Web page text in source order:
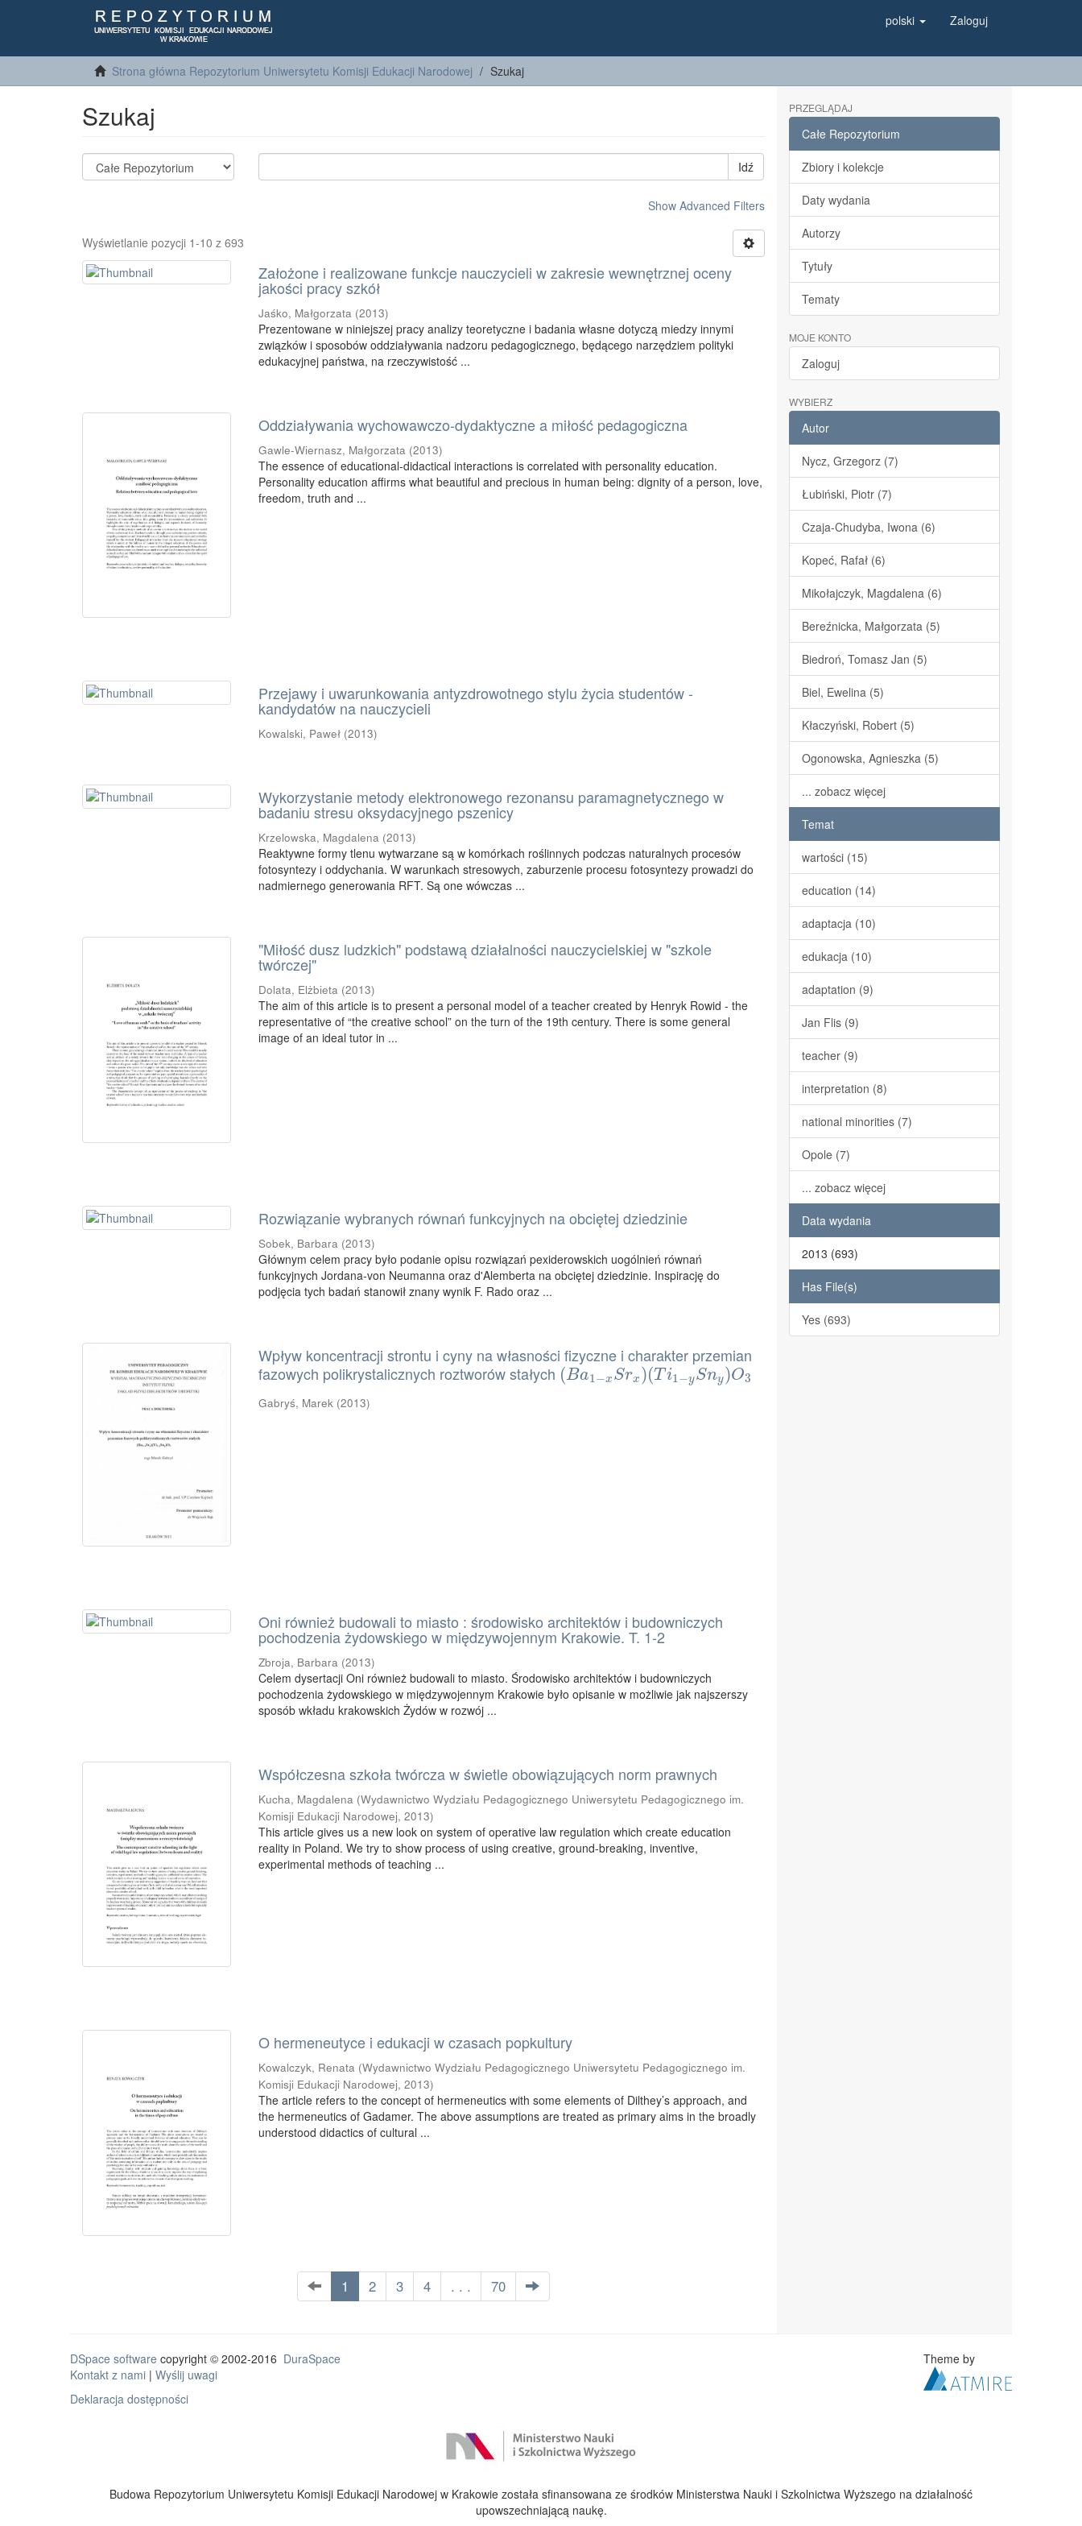
polski Zaloguj
Strona główna Repozytorium Uniwersytetu Komisji Edukacji Narodowej Szukaj
Szukaj
Idź
Show Advanced Filters
Wyświetlanie pozycji 1-10 z 693
Założone i realizowane funkcje nauczycieli w zakresie wewnętrznej oceny
jakości pracy szkół
Jaśko, Małgorzata (2013)
Prezentowane w niniejszej pracy analizy teoretyczne i badania własne dotyczą miedzy innymi
związków i sposobów oddziaływania nadzoru pedagogicznego, będącego narzędziem polityki
edukacyjnej państwa, na rzeczywistość ...
Oddziaływania wychowawczo-dydaktyczne a miłość pedagogiczna
Gawle-Wiernasz, Małgorzata (2013)
The essence of educational-didactical interactions is correlated with personality education.
Personality education affirms what beautiful and precious in human being: dignity of a person, love,
freedom, truth and ...
Przejawy i uwarunkowania antyzdrowotnego stylu życia studentów -
kandydatów na nauczycieli
Kowalski, Paweł (2013)
Wykorzystanie metody elektronowego rezonansu paramagnetycznego w
badaniu stresu oksydacyjnego pszenicy
Krzelowska, Magdalena (2013)
Reaktywne formy tlenu wytwarzane są w komórkach roślinnych podczas naturalnych procesów
fotosyntezy i oddychania. W warunkach stresowych, zaburzenie procesu fotosyntezy prowadzi do
nadmiernego generowania RFT. Są one wówczas ...
"Miłość dusz ludzkich" podstawą działalności nauczycielskiej w "szkole
twórczej"
Dolata, Elżbieta (2013)
The aim of this article is to present a personal model of a teacher created by Henryk Rowid - the
representative of “the creative school” on the turn of the 19th century. There is some general
image of an ideal tutor in ...
Rozwiązanie wybranych równań funkcyjnych na obciętej dziedzinie
Sobek, Barbara (2013)
Głównym celem pracy było podanie opisu rozwiązań pexiderowskich uogólnień równań
funkcyjnych Jordana-von Neumanna oraz d'Alemberta na obciętej dziedzinie. Inspirację do
podjęcia tych badań stanowił znany wynik F. Rado oraz ...
Wpływ koncentracji strontu i cyny na własności fizyczne i charakter przemian
fazowych polikrystalicznych roztworów stałych (Ba1−x Srx )(T i1−ySny)O3
(Ba1−xSrx)(Ti1−ySny)O3
Gabryś, Marek (2013)
Oni również budowali to miasto : środowisko architektów i budowniczych
pochodzenia żydowskiego w międzywojennym Krakowie. T. 1-2
Zbroja, Barbara (2013)
Celem dysertacji Oni również budowali to miasto. Środowisko architektów i budowniczych
pochodzenia żydowskiego w międzywojennym Krakowie było opisanie w możliwie jak najszerszy
sposób wkładu krakowskich Żydów w rozwój ...
Współczesna szkoła twórcza w świetle obowiązujących norm prawnych
Kucha, Magdalena (Wydawnictwo Wydziału Pedagogicznego Uniwersytetu Pedagogicznego im.
Komisji Edukacji Narodowej,2013)
This article gives us a new look on system of operative law regulation which create education
reality in Poland. We try to show process of using creative, ground-breaking, inventive,
experimental methods of teaching ...
O hermeneutyce i edukacji w czasach popkultury
Kowalczyk, Renata (Wydawnictwo Wydziału Pedagogicznego Uniwersytetu Pedagogicznego im.
Komisji Edukacji Narodowej,2013)
The article refers to the concept of hermeneutics with some elements of Dilthey’s approach, and
the hermeneutics of Gadamer. The above assumptions are treated as primary aims in the broadly
understood didactics of cultural ...
1 2 3 4 . . . 70
PRZEGLĄDAJ
Całe Repozytorium
Zbiory i kolekcje
Daty wydania
Autorzy
Tytuły
Tematy
MOJE KONTO
Zaloguj
WYBIERZ
Autor
Nycz, Grzegorz (7)
Łubiński, Piotr (7)
Czaja-Chudyba, Iwona (6)
Kopeć, Rafał (6)
Mikołajczyk, Magdalena (6)
Bereźnicka, Małgorzata (5)
Biedroń, Tomasz Jan (5)
Biel, Ewelina (5)
Kłaczyński, Robert (5)
Ogonowska, Agnieszka (5)
... zobacz więcej
Temat
wartości (15)
education (14)
adaptacja (10)
edukacja (10)
adaptation (9)
Jan Flis (9)
teacher (9)
interpretation (8)
national minorities (7)
Opole (7)
... zobacz więcej
Data wydania
2013 (693)
Has File(s)
Yes (693)
DSpace software copyright © 2002-2016 DuraSpace
Kontakt z nami | Wyślij uwagi
Deklaracja dostępności
Theme by
Budowa Repozytorium Uniwersytetu Komisji Edukacji Narodowej w Krakowie została sfinansowana ze środków Ministerstwa Nauki i Szkolnictwa Wyższego na działalność
upowszechniającą naukę.